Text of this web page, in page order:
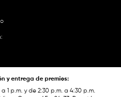
y entrega de premios:
1 p.m. y de 2:30 p.m. a 4:30 p.m.